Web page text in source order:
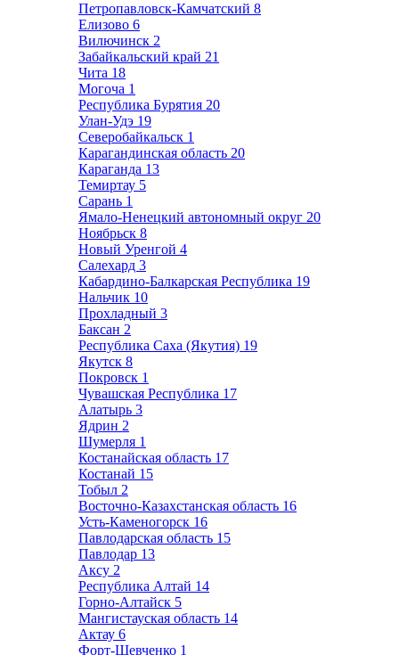
Петропавловск-Камчатский 8
Елизово 6
Вилючинск 2
Забайкальский край 21
Чита 18
Могоча 1
Республика Бурятия 20
Улан-Удэ 19
Северобайкальск 1
Карагандинская область 20
Караганда 13
Темиртау 5
Сарань 1
Ямало-Ненецкий автономный округ 20
Ноябрьск 8
Новый Уренгой 4
Салехард 3
Кабардино-Балкарская Республика 19
Нальчик 10
Прохладный 3
Баксан 2
Республика Саха (Якутия) 19
Якутск 8
Покровск 1
Чувашская Республика 17
Алатырь 3
Ядрин 2
Шумерля 1
Костанайская область 17
Костанай 15
Тобыл 2
Восточно-Казахстанская область 16
Усть-Каменогорск 16
Павлодарская область 15
Павлодар 13
Аксу 2
Республика Алтай 14
Горно-Алтайск 5
Мангистауская область 14
Актау 6
Форт-Шевченко 1